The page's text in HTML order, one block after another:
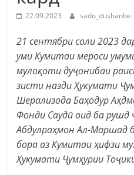
22.09.2023 sado_dushanbe
21 сентябри соли 2023
уми Кумитаи мероси
мулоқоти дуҷонибаи
зисти назди Ҳукумати
Шерализода Баҳодур
Фонди Саудӣ оид ба рушд
Абдулраҳмон Ал-Маршад
бора аз Кумитаи ҳифзи
Ҳукумати Ҷумҳурии